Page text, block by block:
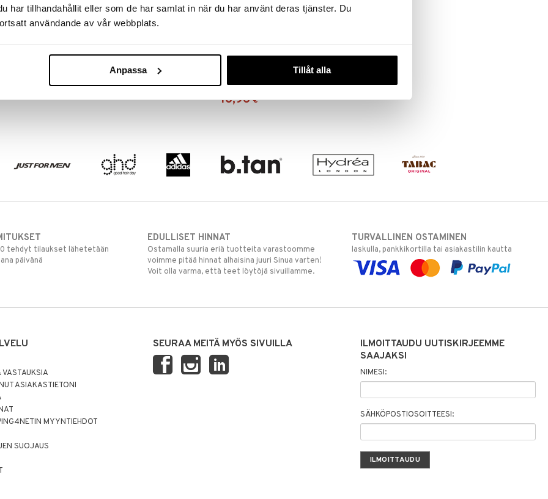
har tillhandahållit eller som de har samlat in när du har använt deras tjänster. Du
användande av vår webbplats.
Anpassa Tillåt alla
JJDK
16,96 €
tehdyt tilaukset lähetetään
päivänä
EDULLISET HINNAT
Ostamalla suuria eriä tuotteita varastoomme
voimme pitää hinnat alhaisina juuri Sinua varten!
Voit olla varma, että teet löytöjä sivuillamme.
TURVALLINEN OSTAMINEN
laskulla, pankkikortilla tai asiakastilin kautta
ASIAKASTIETONI
MYYNTIEHDOT
SUOJAUS
SEURAA MEITÄ MYÖS SIVUILLA
ILMOITTAUDU UUTISKIRJEEMME
SAAJAKSI
NIMESI:
SÄHKÖPOSTIOSOITTEESI: